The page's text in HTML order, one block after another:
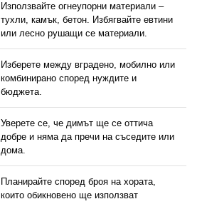
Използвайте огнеупорни материали –
тухли, камък, бетон. Избягвайте евтини
или лесно рушащи се материали.
Изберете между вградено, мобилно или
комбинирано според нуждите и
бюджета.
Уверете се, че димът ще се оттича
добре и няма да пречи на съседите или
дома.
Планирайте според броя на хората,
които обикновено ще използват